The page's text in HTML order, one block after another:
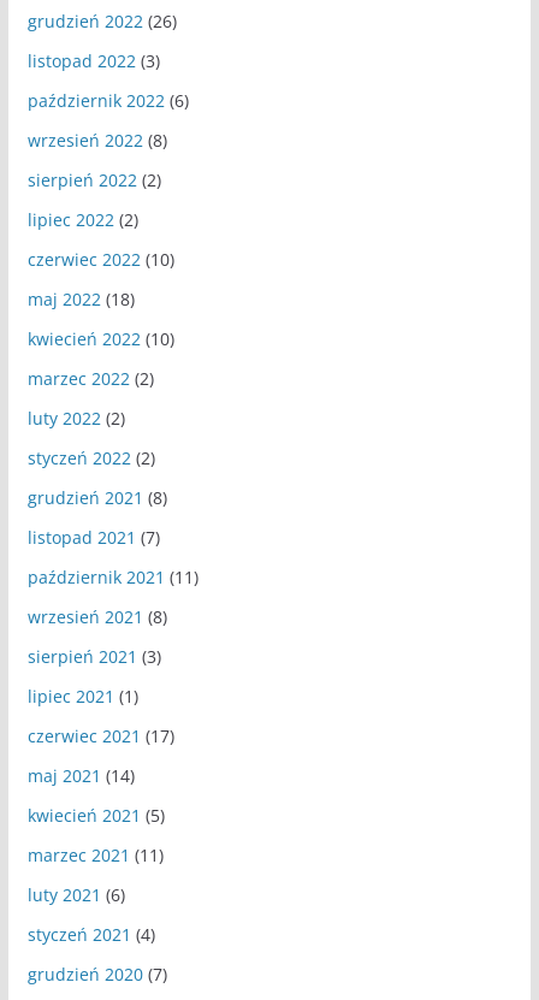
grudzień 2022 (26)
listopad 2022 (3)
październik 2022 (6)
wrzesień 2022 (8)
sierpień 2022 (2)
lipiec 2022 (2)
czerwiec 2022 (10)
maj 2022 (18)
kwiecień 2022 (10)
marzec 2022 (2)
luty 2022 (2)
styczeń 2022 (2)
grudzień 2021 (8)
listopad 2021 (7)
październik 2021 (11)
wrzesień 2021 (8)
sierpień 2021 (3)
lipiec 2021 (1)
czerwiec 2021 (17)
maj 2021 (14)
kwiecień 2021 (5)
marzec 2021 (11)
luty 2021 (6)
styczeń 2021 (4)
grudzień 2020(7)